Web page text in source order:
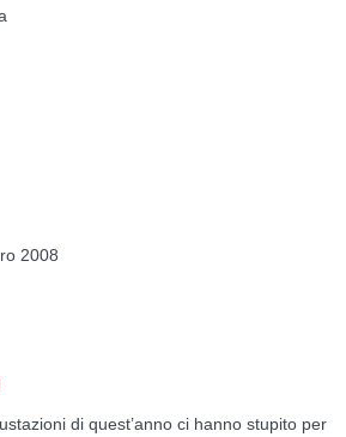
2008
di quest’anno ci hanno stupito per